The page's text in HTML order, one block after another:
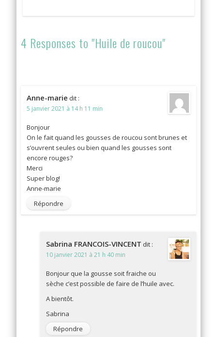
4 Responses to "Huile de roucou"
Anne-marie dit :
5 janvier 2021 à 14 h 11 min
Bonjour
On le fait quand les gousses de roucou sont brunes et
s’ouvrent seules ou bien quand les gousses sont
encore rouges?
Merci
Super blog!
Anne-marie
Répondre
Sabrina FRANCOIS-VINCENT dit :
10 janvier 2021 à 21 h 40 min
Bonjour que la gousse soit fraiche ou
sèche c’est possible de faire de l’huile avec.
A bientôt.
Sabrina
Répondre